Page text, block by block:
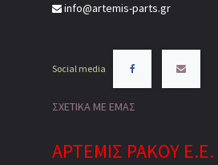
info@artemis-parts.gr
Social media
ΣΧΕΤΙΚΑ ΜΕ ΕΜΑΣ
ΑΡΤΕΜΙΣ ΡΑΚΟΥ Ε.Ε.